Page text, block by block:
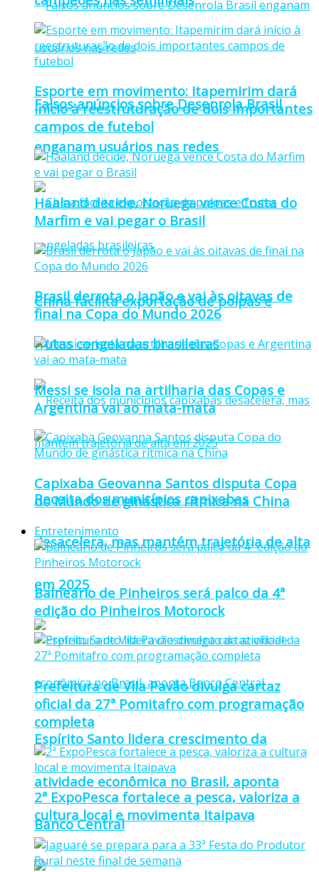
Falsos anúncios sobre Desenrola Brasil
enganam usuários nas redes
China facilita exportação de polpas e
frutas congeladas brasileiras
Receita dos municípios capixabas
desacelera, mas mantém trajetória de alta
em 2025
Espírito Santo lidera crescimento da
atividade econômica no Brasil, aponta
Banco Central
Esporte em movimento: Itapemirim dará
início à reestruturação de dois importantes
campos de futebol
Haaland decide, Noruega vence Costa do
Marfim e vai pegar o Brasil
Brasil derrota o Japão e vai às oitavas de
final na Copa do Mundo 2026
Messi se isola na artilharia das Copas e
Argentina vai ao mata-mata
Capixaba Geovanna Santos disputa Copa
do Mundo de ginástica rítmica na China
Entretenimento
Balneário de Pinheiros será palco da 4ª
edição do Pinheiros Motorock
Prefeitura de Vila Pavão divulga cartaz
oficial da 27ª Pomitafro com programação
completa
2ª ExpoPesca fortalece a pesca, valoriza a
cultura local e movimenta Itaipava